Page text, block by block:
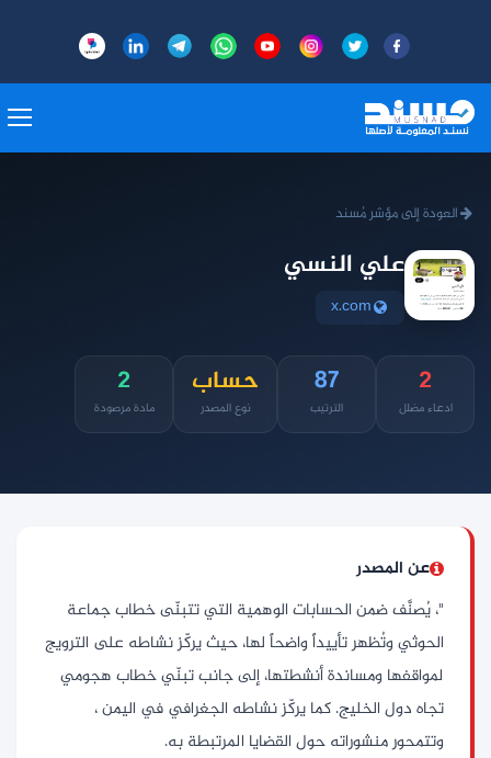
العودة إلى مؤشر مُسند
علي النسي
x.com
2
ادعاء مضلل
87
الترتيب
حساب
نوع المصدر
2
مادة مرصودة
عن المصدر
"، يُصنَّف ضمن الحسابات الوهمية التي تتبنّى خطاب جماعة
الحوثي وتُظهر تأييداً واضحاً لها، حيث يركّز نشاطه على الترويج
لمواقفها ومساندة أنشطتها، إلى جانب تبنّي خطاب هجومي
تجاه دول الخليج. كما يركّز نشاطه الجغرافي في اليمن ،
وتتمحور منشوراته حول القضايا المرتبطة به.